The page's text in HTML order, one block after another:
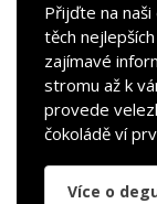
Přijďte na
těch
zajímavé
stromu až k
provede
čokoládě ví
Více o